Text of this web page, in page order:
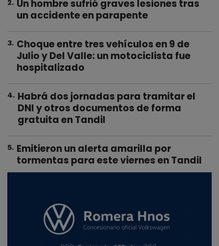
2. Un hombre sufrió graves lesiones tras
un accidente en parapente
3. Choque entre tres vehículos en 9 de
Julio y Del Valle: un motociclista fue
hospitalizado
4. Habrá dos jornadas para tramitar el
DNI y otros documentos de forma
gratuita en Tandil
5. Emitieron un alerta amarilla por
tormentas para este viernes en Tandil